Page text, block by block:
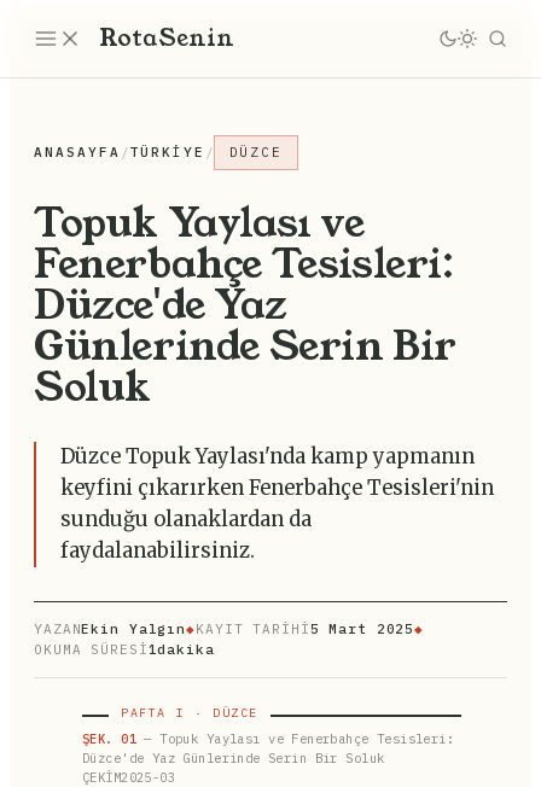
RotaSenin
ANASAYFA /TÜRKIYE / DÜZCE
Topuk Yaylası ve
Fenerbahçe Tesisleri:
Düzce'de Yaz
Günlerinde Serin Bir
Soluk
Düzce Topuk Yaylası'nda kamp yapmanın
keyfini çıkarırken Fenerbahçe Tesisleri'nin
sunduğu olanaklardan da
faydalanabilirsiniz.
YAZANEkin Yalgın◆KAYIT TARİHİ5 Mart 2025◆
OKUMA SÜRESİ1dakika
PAFTA I · DÜZCE
ŞEK. 01 — Topuk Yaylası ve Fenerbahçe Tesisleri:
Düzce'de Yaz Günlerinde Serin Bir Soluk
ÇEKİM2025-03